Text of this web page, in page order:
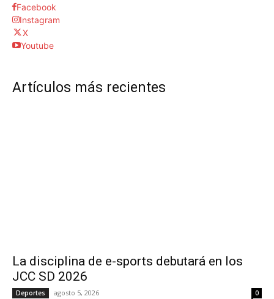
Facebook
Instagram
X
Youtube
Artículos más recientes
La disciplina de e-sports debutará en los
JCC SD 2026
Deportes agosto 5, 2026 0